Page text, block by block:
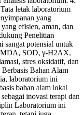
letak laboratorium
yang
efisien, aman, dan
Penelitian
sangat potensial untuk
MDA, SOD, γ-H2AX,
stres oksidatif, dan
Bahan Alam
laboratorium ini
bahan alam lokal
inovasi terapi dan
Laboratorium ini